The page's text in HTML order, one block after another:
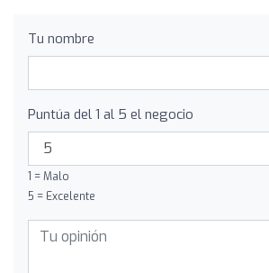
Tu nombre
Puntúa del 1 al 5 el negocio
1 = Malo
5 = Excelente